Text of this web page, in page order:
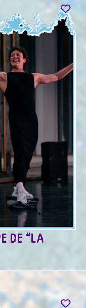
DE "LA